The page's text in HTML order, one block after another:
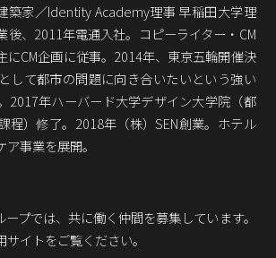
築家／Identity Academy理事 早稲田大学理
後、2011年電通入社。コピーライター・CM
にCM企画に従事。2014年、東京五輪開催決
して都市の問題に向き合いたいという強い
2017年ハーバード大学デザイン大学院（都
程）修了。2018年（株）SEN創業。ホテル
事業を展開。
プでは、共に働く仲間を募集しています。
イトをご覧ください。